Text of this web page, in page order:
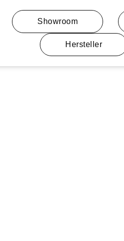
Showroom
Hersteller